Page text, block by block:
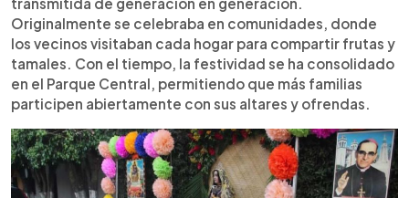
Originalmente se celebraba en comunidades, donde
los vecinos visitaban cada hogar para compartir frutas y
tamales. Con el tiempo, la festividad se ha consolidado
en el Parque Central, permitiendo que más familias
participen abiertamente con sus altares y ofrendas.